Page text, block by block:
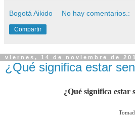
Bogotá Aikido No hay comentarios.:
Compartir
viernes, 14 de noviembre de
¿Qué significa estar
¿Qué significa estar